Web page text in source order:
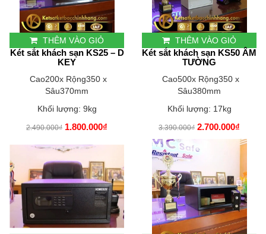
THÊM VÀO GIỎ
Két sắt khách sạn KS25 – D
KEY
Cao200x Rộng350 x
Sâu370mm
Khối lượng: 9kg
2.490.000₫ 1.800.000₫
THÊM VÀO GIỎ
Két sắt khách sạn KS50 ÂM
TƯỜNG
Cao500x Rộng350 x
Sâu380mm
Khối lượng: 17kg
3.390.000₫ 2.700.000₫